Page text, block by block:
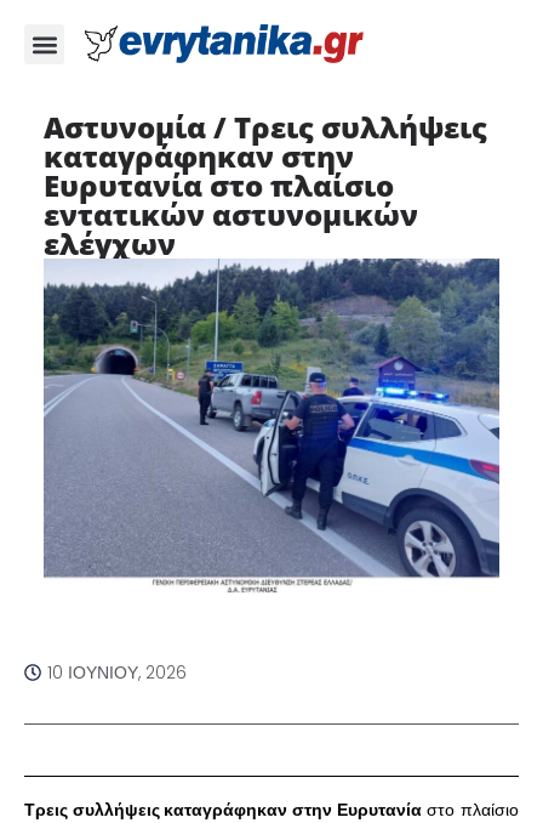
Αστυνομία / Τρεις συλλήψεις
καταγράφηκαν στην
Ευρυτανία στο πλαίσιο
εντατικών αστυνομικών
ελέγχων
10 ΙΟΥΝΊΟΥ, 2026
Τρεις συλλήψεις καταγράφηκαν στην Ευρυτανίαστο πλαίσιο